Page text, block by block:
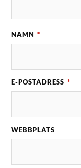
NAMN *
E-POSTADRESS *
WEBBPLATS